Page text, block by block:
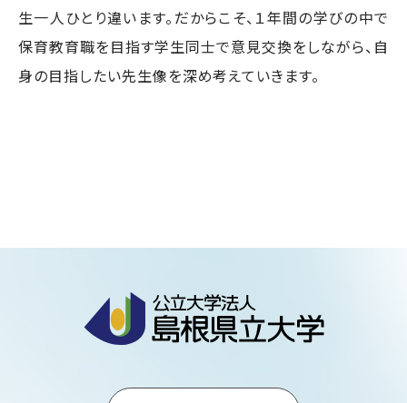
生一人ひとり違います。だからこそ、１年間の学びの中で
保育教育職を目指す学生同士で意見交換をしながら、自
身の目指したい先生像を深め考えていきます。